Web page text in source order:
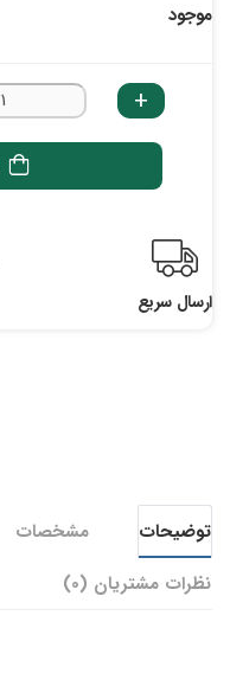
موجود
+
ارسال سریع
توضیحات مشخصات
نظرات مشتریان (0)